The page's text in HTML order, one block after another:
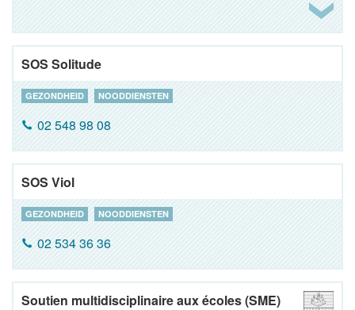
SOS Solitude
GEZONDHEID NOODDIENSTEN
02 548 98 08
SOS Viol
GEZONDHEID NOODDIENSTEN
02 534 36 36
Soutien multidisciplinaire aux écoles (SME)